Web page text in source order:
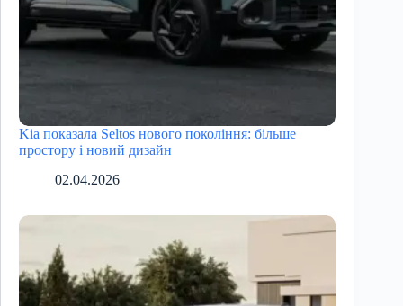
Kia показала Seltos нового покоління: більше
простору і новий дизайн
02.04.2026